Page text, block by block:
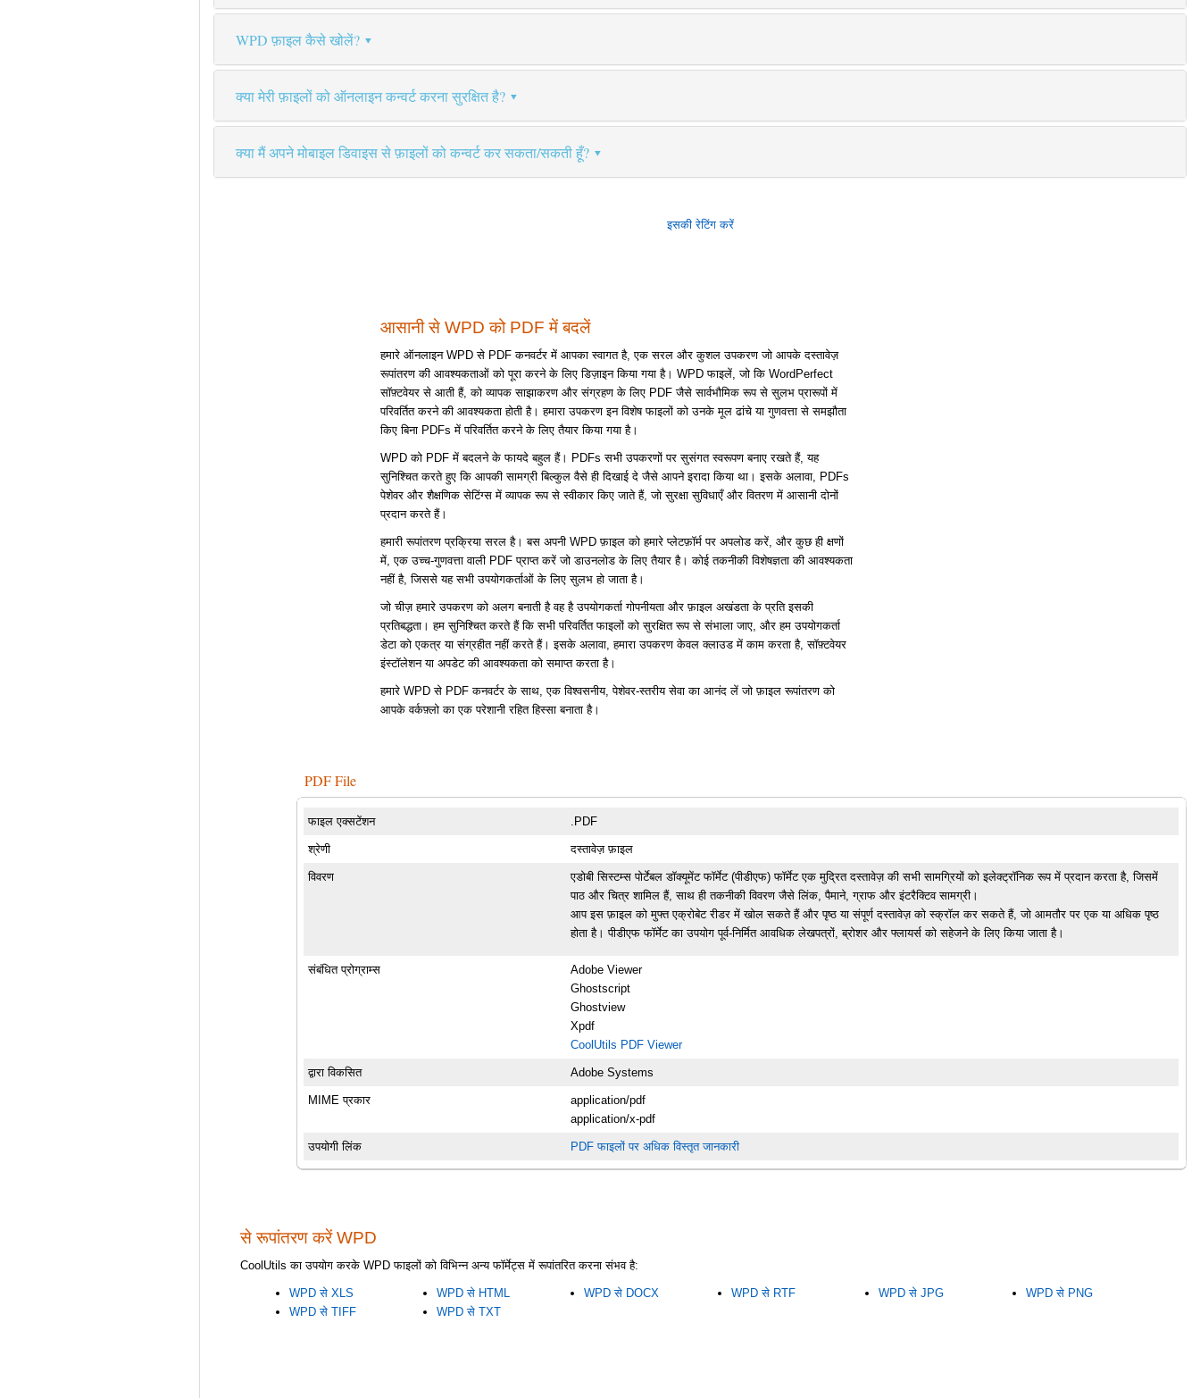
WPD फ़ाइल कैसे खोलें?
क्या मेरी फ़ाइलों को ऑनलाइन कन्वर्ट करना सुरक्षित है?
क्या मैं अपने मोबाइल डिवाइस से फ़ाइलों को कन्वर्ट कर सकता/सकती हूँ?
इसकी रेटिंग करें
आसानी से WPD को PDF में बदलें
हमारे ऑनलाइन WPD से PDF कनवर्टर में आपका स्वागत है, एक सरल और कुशल उपकरण जो आपके दस्तावेज़
रूपांतरण की आवश्यकताओं को पूरा करने के लिए डिज़ाइन किया गया है। WPD फाइलें, जो कि WordPerfect
सॉफ़्टवेयर से आती हैं, को व्यापक साझाकरण और संग्रहण के लिए PDF जैसे सार्वभौमिक रूप से सुलभ प्रारूपों में
परिवर्तित करने की आवश्यकता होती है। हमारा उपकरण इन विशेष फाइलों को उनके मूल ढांचे या गुणवत्ता से समझौता
किए बिना PDFs में परिवर्तित करने के लिए तैयार किया गया है।
WPD को PDF में बदलने के फायदे बहुल हैं। PDFs सभी उपकरणों पर सुसंगत स्वरूपण बनाए रखते हैं, यह
सुनिश्चित करते हुए कि आपकी सामग्री बिल्कुल वैसे ही दिखाई दे जैसे आपने इरादा किया था। इसके अलावा, PDFs
पेशेवर और शैक्षणिक सेटिंग्स में व्यापक रूप से स्वीकार किए जाते हैं, जो सुरक्षा सुविधाएँ और वितरण में आसानी दोनों
प्रदान करते हैं।
हमारी रूपांतरण प्रक्रिया सरल है। बस अपनी WPD फ़ाइल को हमारे प्लेटफ़ॉर्म पर अपलोड करें, और कुछ ही क्षणों
में, एक उच्च-गुणवत्ता वाली PDF प्राप्त करें जो डाउनलोड के लिए तैयार है। कोई तकनीकी विशेषज्ञता की आवश्यकता
नहीं है, जिससे यह सभी उपयोगकर्ताओं के लिए सुलभ हो जाता है।
जो चीज़ हमारे उपकरण को अलग बनाती है वह है उपयोगकर्ता गोपनीयता और फ़ाइल अखंडता के प्रति इसकी
प्रतिबद्धता। हम सुनिश्चित करते हैं कि सभी परिवर्तित फाइलों को सुरक्षित रूप से संभाला जाए, और हम उपयोगकर्ता
डेटा को एकत्र या संग्रहीत नहीं करते हैं। इसके अलावा, हमारा उपकरण केवल क्लाउड में काम करता है, सॉफ़्टवेयर
इंस्टॉलेशन या अपडेट की आवश्यकता को समाप्त करता है।
हमारे WPD से PDF कनवर्टर के साथ, एक विश्वसनीय, पेशेवर-स्तरीय सेवा का आनंद लें जो फ़ाइल रूपांतरण को
आपके वर्कफ़्लो का एक परेशानी रहित हिस्सा बनाता है।
PDF File
फाइल एक्सटेंशन .PDF
श्रेणी दस्तावेज़ फ़ाइल
विवरण
एडोबी सिस्टम्स पोर्टेबल डॉक्यूमेंट फॉर्मेट (पीडीएफ) फॉर्मेट एक मुद्रित दस्तावेज़ की सभी सामग्रियों को इलेक्ट्रॉनिक रूप में प्रदान करता है, जिसमें
पाठ और चित्र शामिल हैं, साथ ही तकनीकी विवरण जैसे लिंक, पैमाने, ग्राफ और इंटरैक्टिव सामग्री।
आप इस फ़ाइल को मुफ्त एक्रोबेट रीडर में खोल सकते हैं और पृष्ठ या संपूर्ण दस्तावेज़ को स्क्रॉल कर सकते हैं, जो आमतौर पर एक या अधिक पृष्ठ
होता है। पीडीएफ फॉर्मेट का उपयोग पूर्व-निर्मित आवधिक लेखपत्रों, ब्रोशर और फ्लायर्स को सहेजने के लिए किया जाता है।
संबंधित प्रोग्राम्स
Adobe Viewer
Ghostscript
Ghostview
Xpdf
CoolUtils PDF Viewer
द्वारा विकसित Adobe Systems
MIME प्रकार
application/pdf
application/x-pdf
उपयोगी लिंक PDF फाइलों पर अधिक विस्तृत जानकारी
से रूपांतरण करें WPD
CoolUtils का उपयोग करके WPD फाइलों को विभिन्न अन्य फॉर्मेट्स में रूपांतरित करना संभव है:
WPD से XLS WPD से HTML WPD से DOCX WPD से RTF WPD से JPG
WPD से PNG
WPD से TIFF
WPD से TXT